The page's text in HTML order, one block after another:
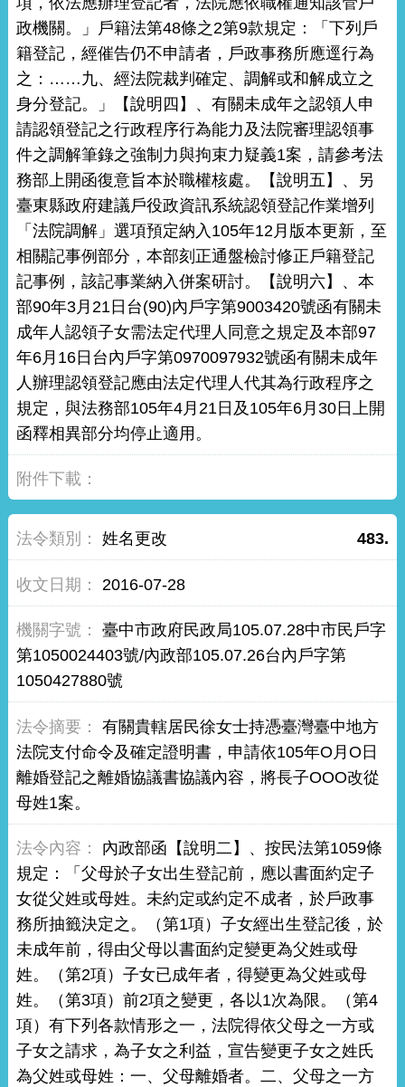
政機關。」戶籍法第48條之2第9款規定：「下列戶
籍登記，經催告仍不申請者，戶政事務所應逕行為
之：……九、經法院裁判確定、調解或和解成立之
身分登記。」【說明四】、有關未成年之認領人申
請認領登記之行政程序行為能力及法院審理認領事
件之調解筆錄之強制力與拘束力疑義1案，請參考法
務部上開函復意旨本於職權核處。【說明五】、另
臺東縣政府建議戶役政資訊系統認領登記作業增列
「法院調解」選項預定納入105年12月版本更新，至
相關記事例部分，本部刻正通盤檢討修正戶籍登記
記事例，該記事業納入併案研討。【說明六】、本
部90年3月21日台(90)內戶字第9003420號函有關未
成年人認領子女需法定代理人同意之規定及本部97
年6月16日台內戶字第0970097932號函有關未成年
人辦理認領登記應由法定代理人代其為行政程序之
規定，與法務部105年4月21日及105年6月30日上開
函釋相異部分均停止適用。
483.
姓名更改
2016-07-28
臺中市政府民政局105.07.28中市民戶字
第1050024403號/內政部105.07.26台內戶字第
1050427880號
有關貴轄居民徐女士持憑臺灣臺中地方
法院支付命令及確定證明書，申請依105年O月O日
離婚登記之離婚協議書協議內容，將長子OOO改從
母姓1案。
內政部函【說明二】、按民法第1059條
規定：「父母於子女出生登記前，應以書面約定子
女從父姓或母姓。未約定或約定不成者，於戶政事
務所抽籤決定之。（第1項）子女經出生登記後，於
未成年前，得由父母以書面約定變更為父姓或母
姓。（第2項）子女已成年者，得變更為父姓或母
姓。（第3項）前2項之變更，各以1次為限。（第4
項）有下列各款情形之一，法院得依父母之一方或
子女之請求，為子女之利益，宣告變更子女之姓氏
為父姓或母姓：一、父母離婚者。二、父母之一方